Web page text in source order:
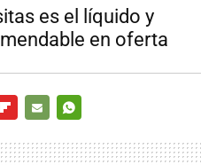
es el líquido y
en oferta
MAIL